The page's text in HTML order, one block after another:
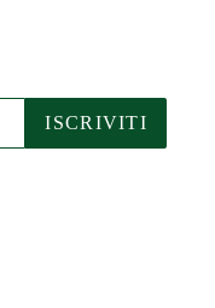
ISCRIVITI